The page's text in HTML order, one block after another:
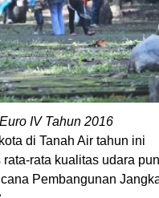
IV Tahun 2016
di Tanah Air tahun ini
rata kualitas udara pun
Pembangunan